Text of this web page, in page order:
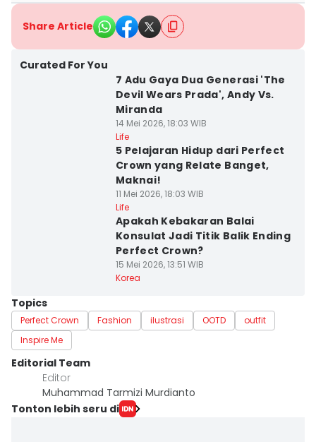
Share Article
Curated For You
7 Adu Gaya Dua Generasi 'The
Devil Wears Prada', Andy Vs.
Miranda
14 Mei 2026, 18:03 WIB
Life
5 Pelajaran Hidup dari Perfect
Crown yang Relate Banget,
Maknai!
11 Mei 2026, 18:03 WIB
Life
Apakah Kebakaran Balai
Konsulat Jadi Titik Balik Ending
Perfect Crown?
15 Mei 2026, 13:51 WIB
Korea
Topics
Perfect Crown Fashion ilustrasi OOTD
outfit
Inspire Me
Editorial Team
Editor
Muhammad Tarmizi Murdianto
Tonton lebih seru di